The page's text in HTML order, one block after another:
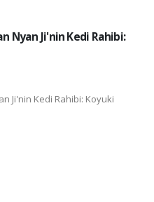
Nyan Ji'nin Kedi Rahibi:
Ji'nin Kedi Rahibi: Koyuki